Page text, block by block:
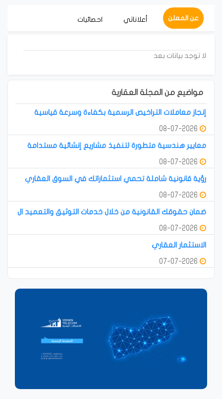
عن المعلن أعلاناتي احصائيات
لا توجد بيانات بعد
مواضيع من المجلة العقارية
إنجاز معاملات التراخيص الرسمية بكفاءة وسرعة قياسية
معايير هندسية متطورة لتنفيذ مشاريع إنشائية مستدامة
رؤية قانونية شاملة تحمي استثماراتك في السوق العقاري
ضمان حقوقك القانونية من خلال خدمات التوثيق والتعميد ال
الاستثمار العقاري